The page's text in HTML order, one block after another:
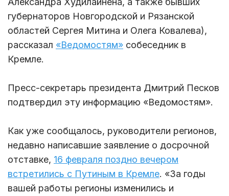
губернаторов Новгородской и Рязанской
областей Сергея Митина и Олега Ковалева),
рассказал «Ведомостям» собеседник в
Кремле.
Пресс-секретарь президента Дмитрий Песков
подтвердил эту информацию «Ведомостям».
Как уже сообщалось, руководители регионов,
недавно написавшие заявление о досрочной
отставке, 16 февраля поздно вечером
встретились с Путиным в Кремле. «За годы
вашей работы регионы изменились и